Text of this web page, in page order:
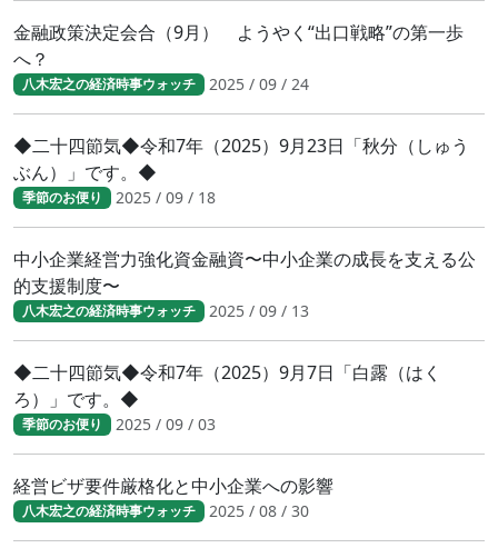
金融政策決定会合（9月） ようやく“出口戦略”の第一歩
へ？
八木宏之の経済時事ウォッチ 2025 / 09 / 24
◆二十四節気◆令和7年（2025）9月23日「秋分（しゅう
ぶん）」です。◆
季節のお便り 2025 / 09 / 18
中小企業経営力強化資金融資〜中小企業の成長を支える公
的支援制度〜
八木宏之の経済時事ウォッチ 2025 / 09 / 13
◆二十四節気◆令和7年（2025）9月7日「白露（はく
ろ）」です。◆
季節のお便り 2025 / 09 / 03
経営ビザ要件厳格化と中小企業への影響
八木宏之の経済時事ウォッチ 2025 / 08 / 30